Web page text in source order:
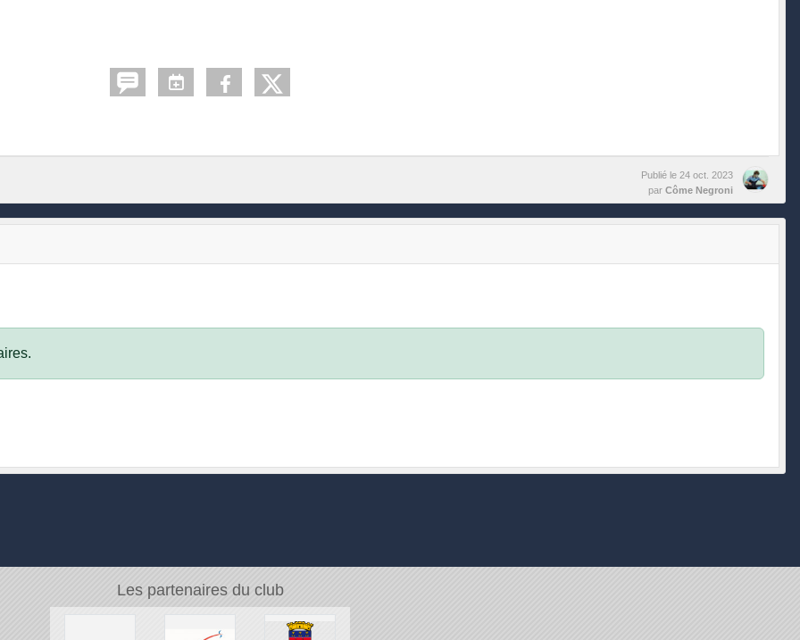
Publié le 24 oct. 2023
par Côme Negroni
Les partenaires du club